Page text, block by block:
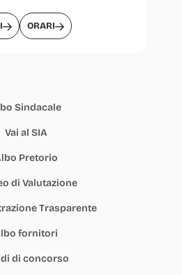
ORARI
Sindacale
Vai al SIA
Pretorio
di Valutazione
Trasparente
fornitori
di concorso